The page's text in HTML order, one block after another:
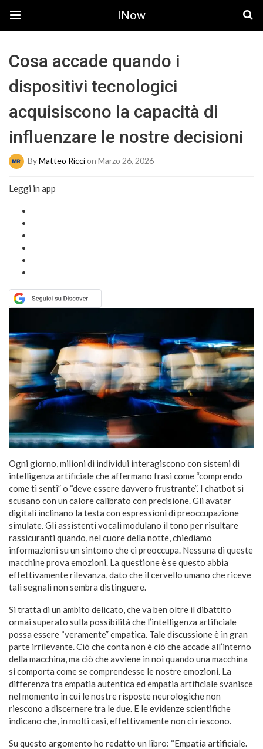
INow
Cosa accade quando i
dispositivi tecnologici
acquisiscono la capacità di
influenzare le nostre decisioni
ByMatteo Riccion Marzo 26, 2026
Leggi in app
Ogni giorno, milioni di individui interagiscono con sistemi di
intelligenza artificiale che affermano frasi come “comprendo
come ti senti” o “deve essere davvero frustrante”. I chatbot si
scusano con un calore calibrato con precisione. Gli avatar
digitali inclinano la testa con espressioni di preoccupazione
simulate. Gli assistenti vocali modulano il tono per risultare
rassicuranti quando, nel cuore della notte, chiediamo
informazioni su un sintomo che ci preoccupa. Nessuna di queste
macchine prova emozioni. La questione è se questo abbia
effettivamente rilevanza, dato che il cervello umano che riceve
tali segnali non sembra distinguere.
Si tratta di un ambito delicato, che va ben oltre il dibattito
ormai superato sulla possibilità che l’intelligenza artificiale
possa essere “veramente” empatica. Tale discussione è in gran
parte irrilevante. Ciò che conta non è ciò che accade all’interno
della macchina, ma ciò che avviene in noi quando una macchina
si comporta come se comprendesse le nostre emozioni. La
differenza tra empatia autentica ed empatia artificiale svanisce
nel momento in cui le nostre risposte neurologiche non
riescono a discernere tra le due. E le evidenze scientifiche
indicano che, in molti casi, effettivamente non ci riescono.
Su questo argomento ho redatto un libro: “Empatia artificiale.